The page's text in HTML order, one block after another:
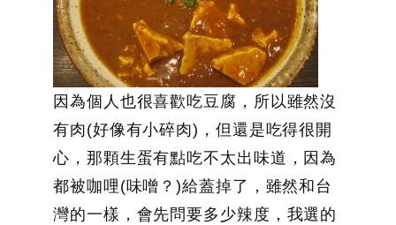
因為個人也很喜歡吃豆腐，所以雖然沒
有肉(好像有小碎肉)，但還是吃得很開
心，那顆生蛋有點吃不太出味道，因為
都被咖哩(味噌？)給蓋掉了，雖然和台
灣的一樣，會先問要多少辣度，我選的